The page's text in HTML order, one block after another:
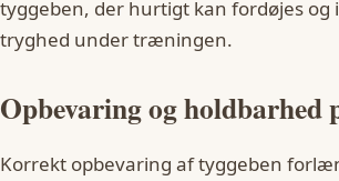
tyggeben, der hurtigt kan fordøjes
tryghed under træningen.
Opbevaring og holdbarhed
Korrekt opbevaring af tyggeben